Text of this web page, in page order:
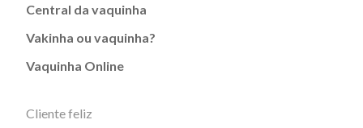
Central da vaquinha
Vakinha ou vaquinha?
Vaquinha Online
Cliente feliz